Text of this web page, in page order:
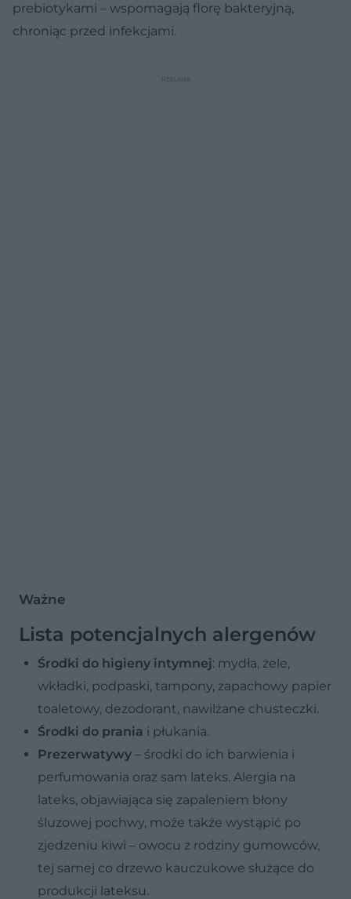
prebiotykami – wspomagają florę bakteryjną,
chroniąc przed infekcjami.
Ważne
Lista potencjalnych alergenów
Środki do higieny intymnej: mydła, żele,
wkładki, podpaski, tampony, zapachowy papier
toaletowy, dezodorant, nawilżane chusteczki.
Środki do prania i płukania.
Prezerwatywy – środki do ich barwienia i
perfumowania oraz sam lateks. Alergia na
lateks, objawiająca się zapaleniem błony
śluzowej pochwy, może także wystąpić po
zjedzeniu kiwi – owocu z rodziny gumowców,
tej samej co drzewo kauczukowe służące do
produkcji lateksu.